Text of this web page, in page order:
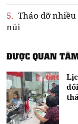
5. Tháo dỡ
núi
ĐƯỢC QUAN